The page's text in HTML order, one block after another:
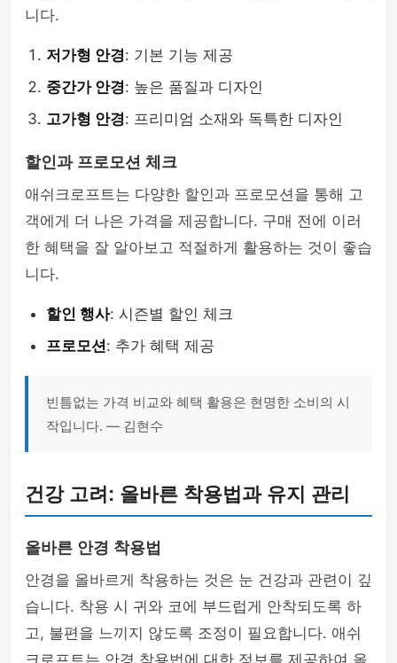
니다.
저가형 안경: 기본 기능 제공
중간가 안경: 높은 품질과 디자인
고가형 안경: 프리미엄 소재와 독특한 디자인
할인과 프로모션 체크
애쉬크로프트는 다양한 할인과 프로모션을 통해 고
객에게 더 나은 가격을 제공합니다. 구매 전에 이러
한 혜택을 잘 알아보고 적절하게 활용하는 것이 좋습
니다.
할인 행사: 시즌별 할인 체크
프로모션: 추가 혜택 제공
빈틈없는 가격 비교와 혜택 활용은 현명한 소비의 시
작입니다. — 김현수
건강 고려: 올바른 착용법과 유지 관리
올바른 안경 착용법
안경을 올바르게 착용하는 것은 눈 건강과 관련이 깊
습니다. 착용 시 귀와 코에 부드럽게 안착되도록 하
고, 불편을 느끼지 않도록 조정이 필요합니다. 애쉬
크로프트는 안경 착용법에 대한 정보를 제공하여 올